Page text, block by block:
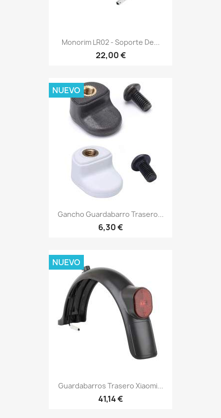
Monorim LR02 - Soporte De...
22,00 €
Gancho Guardabarro Trasero...
6,30 €
NUEVO
Guardabarros Trasero Xiaomi...
41,14 €
NUEVO